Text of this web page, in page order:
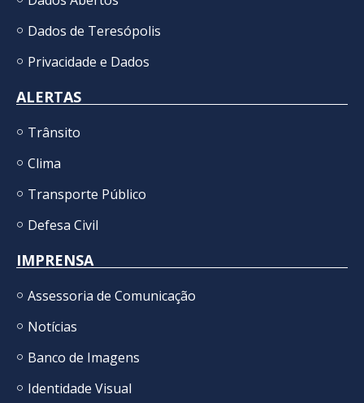
Dados de Teresópolis
Privacidade e Dados
ALERTAS
Trânsito
Clima
Transporte Público
Defesa Civil
IMPRENSA
Assessoria de Comunicação
Notícias
Banco de Imagens
Identidade Visual